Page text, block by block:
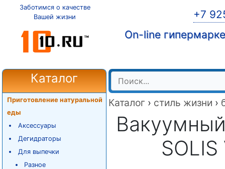
Заботимся о качестве
Вашей жизни
+7
On-line
Каталог
Приготовление натуральной
еды
Аксессуары
Дегидраторы
Для выпечки
Разное
Каталог › стиль жизни ›